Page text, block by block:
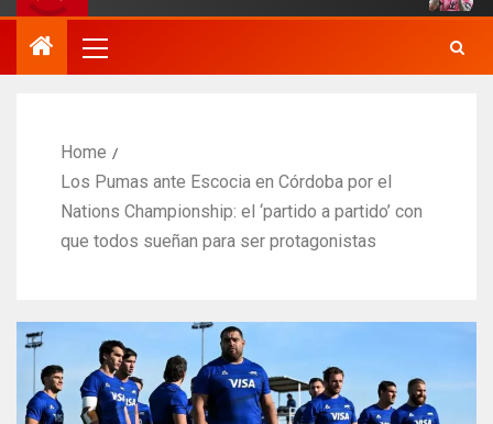
Home
Los Pumas ante Escocia en Córdoba por el
Nations Championship: el ‘partido a partido’ con
que todos sueñan para ser protagonistas